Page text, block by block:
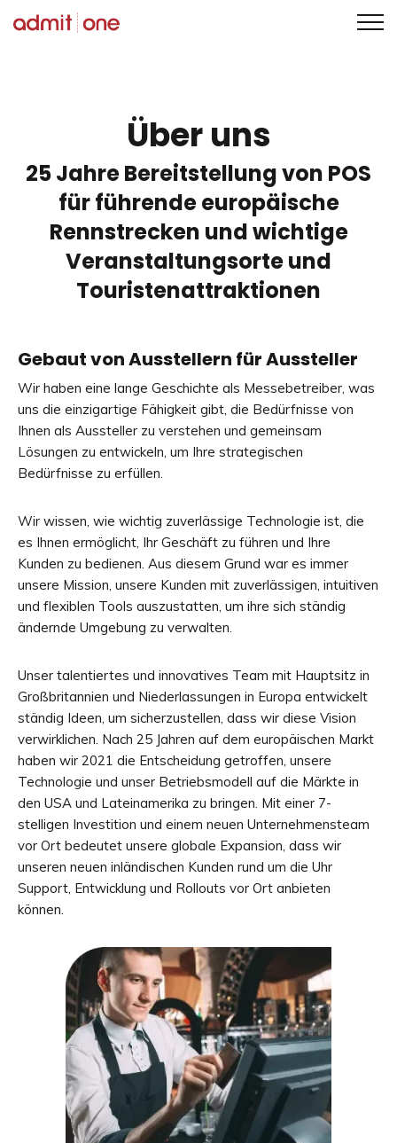
Über uns
25 Jahre Bereitstellung von POS
für führende europäische
Rennstrecken und wichtige
Veranstaltungsorte und
Touristenattraktionen
Gebaut von Ausstellern für Aussteller
Wir haben eine lange Geschichte als Messebetreiber, was
uns die einzigartige Fähigkeit gibt, die Bedürfnisse von
Ihnen als Aussteller zu verstehen und gemeinsam
Lösungen zu entwickeln, um Ihre strategischen
Bedürfnisse zu erfüllen.
Wir wissen, wie wichtig zuverlässige Technologie ist, die
es Ihnen ermöglicht, Ihr Geschäft zu führen und Ihre
Kunden zu bedienen. Aus diesem Grund war es immer
unsere Mission, unsere Kunden mit zuverlässigen, intuitiven
und flexiblen Tools auszustatten, um ihre sich ständig
ändernde Umgebung zu verwalten.
Unser talentiertes und innovatives Team mit Hauptsitz in
Großbritannien und Niederlassungen in Europa entwickelt
ständig Ideen, um sicherzustellen, dass wir diese Vision
verwirklichen. Nach 25 Jahren auf dem europäischen Markt
haben wir 2021 die Entscheidung getroffen, unsere
Technologie und unser Betriebsmodell auf die Märkte in
den USA und Lateinamerika zu bringen. Mit einer 7-
stelligen Investition und einem neuen Unternehmensteam
vor Ort bedeutet unsere globale Expansion, dass wir
unseren neuen inländischen Kunden rund um die Uhr
Support, Entwicklung und Rollouts vor Ort anbieten
können.